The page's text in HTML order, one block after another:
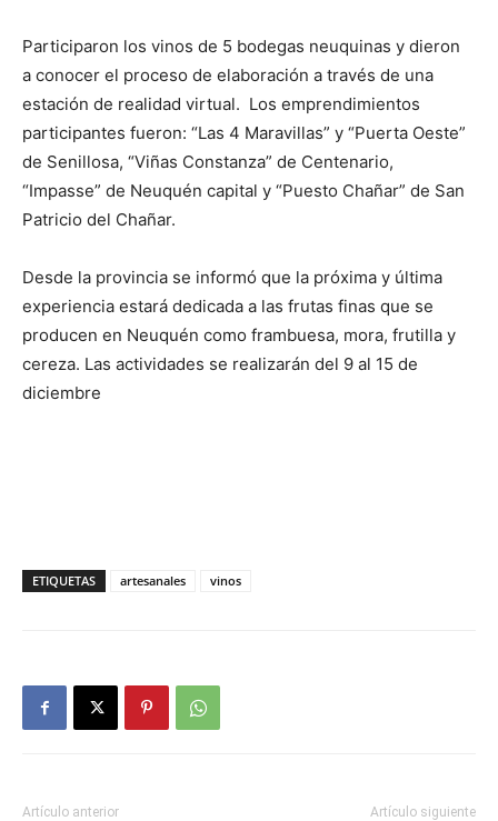
Participaron los vinos de 5 bodegas neuquinas y dieron
a conocer el proceso de elaboración a través de una
estación de realidad virtual. Los emprendimientos
participantes fueron: “Las 4 Maravillas” y “Puerta Oeste”
de Senillosa, “Viñas Constanza” de Centenario,
“Impasse” de Neuquén capital y “Puesto Chañar” de San
Patricio del Chañar.
Desde la provincia se informó que la próxima y última
experiencia estará dedicada a las frutas finas que se
producen en Neuquén como frambuesa, mora, frutilla y
cereza. Las actividades se realizarán del 9 al 15 de
diciembre
ETIQUETAS artesanales vinos
Artículo anterior Artículo siguiente